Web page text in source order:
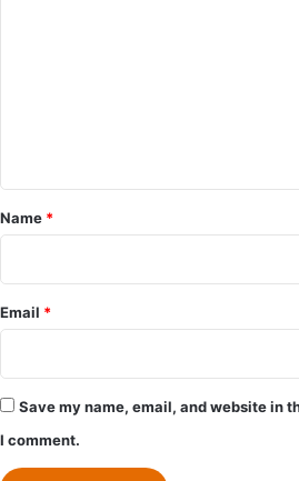
*
Name *
Email *
Save my name, email, and website in
I comment.